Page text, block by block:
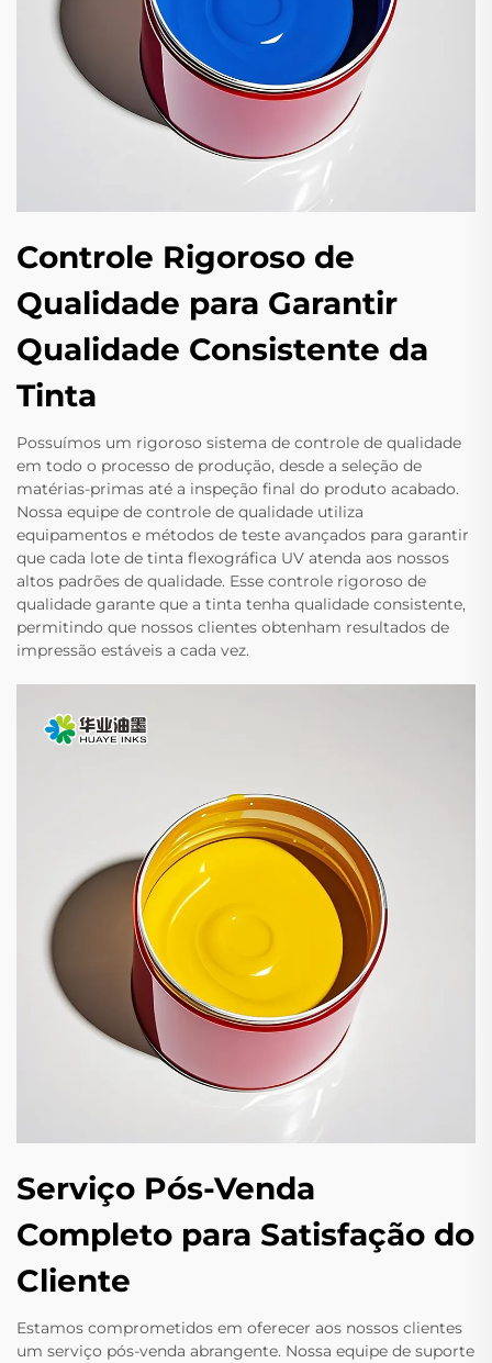
Controle Rigoroso de
Qualidade para Garantir
Qualidade Consistente da
Tinta
Possuímos um rigoroso sistema de controle de qualidade
em todo o processo de produção, desde a seleção de
matérias-primas até a inspeção final do produto acabado.
Nossa equipe de controle de qualidade utiliza
equipamentos e métodos de teste avançados para garantir
que cada lote de tinta flexográfica UV atenda aos nossos
altos padrões de qualidade. Esse controle rigoroso de
qualidade garante que a tinta tenha qualidade consistente,
permitindo que nossos clientes obtenham resultados de
impressão estáveis a cada vez.
Serviço Pós-Venda
Completo para Satisfação do
Cliente
Estamos comprometidos em oferecer aos nossos clientes
um serviço pós-venda abrangente. Nossa equipe de suporte